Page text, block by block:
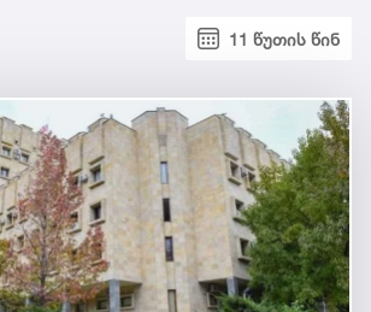
11 წუთის წინ